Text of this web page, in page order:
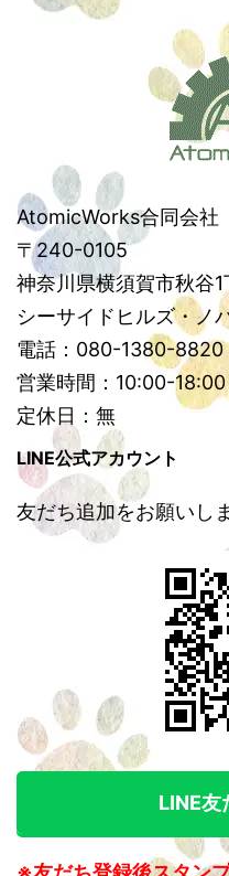
AtomicWorks合同会社
〒240-0105
神奈川県横須賀市秋谷1
シーサイドヒルズ・ノ
電話：080-1380-8820
営業時間：10:00-18:00
定休日：無
LINE公式アカウント
友だち追加をお願いし
LINE友